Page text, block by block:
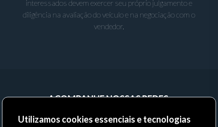
interessados devem exercer seu próprio julgamento e
diligência na avaliação do veículo e na negociação com o
vendedor.
ACOMPANHE NOSSAS REDES:
Utilizamos cookies essenciais e tecnologias